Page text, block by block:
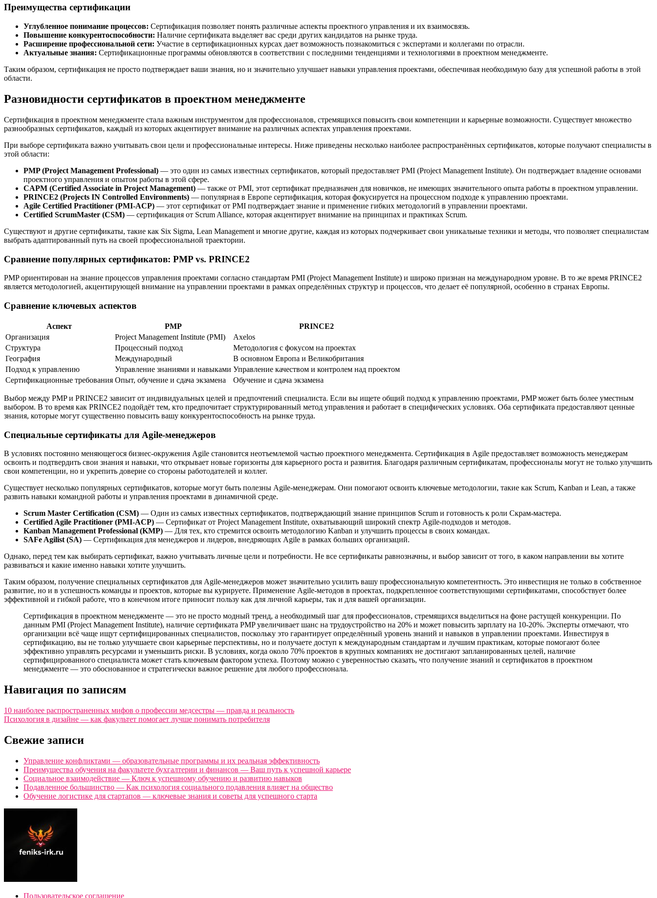
Преимущества сертификации
Углубленное понимание процессов: Сертификация позволяет понять различные аспекты проектного управления и их взаимосвязь.
Повышение конкурентоспособности: Наличие сертификата выделяет вас среди других кандидатов на рынке труда.
Расширение профессиональной сети: Участие в сертификационных курсах дает возможность познакомиться с экспертами и коллегами по отрасли.
Актуальные знания: Сертификационные программы обновляются в соответствии с последними тенденциями и технологиями в проектном менеджменте.
Таким образом, сертификация не просто подтверждает ваши знания, но и значительно улучшает навыки управления проектами, обеспечивая необходимую базу для успешной работы в этой
области.
Разновидности сертификатов в проектном менеджменте
Сертификация в проектном менеджменте стала важным инструментом для профессионалов, стремящихся повысить свои компетенции и карьерные возможности. Существует множество
разнообразных сертификатов, каждый из которых акцентирует внимание на различных аспектах управления проектами.
При выборе сертификата важно учитывать свои цели и профессиональные интересы. Ниже приведены несколько наиболее распространённых сертификатов, которые получают специалисты в
этой области:
PMP (Project Management Professional) — это один из самых известных сертификатов, который предоставляет PMI (Project Management Institute). Он подтверждает владение основами
проектного управления и опытом работы в этой сфере.
CAPM (Certified Associate in Project Management) — также от PMI, этот сертификат предназначен для новичков, не имеющих значительного опыта работы в проектном управлении.
PRINCE2 (Projects IN Controlled Environments) — популярная в Европе сертификация, которая фокусируется на процессном подходе к управлению проектами.
Agile Certified Practitioner (PMI-ACP) — этот сертификат от PMI подтверждает знание и применение гибких методологий в управлении проектами.
Certified ScrumMaster (CSM) — сертификация от Scrum Alliance, которая акцентирует внимание на принципах и практиках Scrum.
Существуют и другие сертификаты, такие как Six Sigma, Lean Management и многие другие, каждая из которых подчеркивает свои уникальные техники и методы, что позволяет специалистам
выбрать адаптированный путь на своей профессиональной траектории.
Сравнение популярных сертификатов: PMP vs. PRINCE2
PMP ориентирован на знание процессов управления проектами согласно стандартам PMI (Project Management Institute) и широко признан на международном уровне. В то же время PRINCE2
является методологией, акцентирующей внимание на управлении проектами в рамках определённых структур и процессов, что делает её популярной, особенно в странах Европы.
Сравнение ключевых аспектов
Аспект PMP
PRINCE2
Организация
Project Management Institute (PMI)
Axelos
Структура
Процессный подход
Методология с фокусом на проектах
География
Международный
В основном Европа и Великобритания
Подход к управлению
Управление знаниями и навыками Управление качеством и контролем над проектом
Сертификационные требования Опыт, обучение и сдача экзамена Обучение и сдача экзамена
Выбор между PMP и PRINCE2 зависит от индивидуальных целей и предпочтений специалиста. Если вы ищете общий подход к управлению проектами, PMP может быть более уместным
выбором. В то время как PRINCE2 подойдёт тем, кто предпочитает структурированный метод управления и работает в специфических условиях. Оба сертификата предоставляют ценные
знания, которые могут существенно повысить вашу конкурентоспособность на рынке труда.
Специальные сертификаты для Agile-менеджеров
В условиях постоянно меняющегося бизнес-окружения Agile становится неотъемлемой частью проектного менеджмента. Сертификация в Agile предоставляет возможность менеджерам
освоить и подтвердить свои знания и навыки, что открывает новые горизонты для карьерного роста и развития. Благодаря различным сертификатам, профессионалы могут не только улучшить
свои компетенции, но и укрепить доверие со стороны работодателей и коллег.
Существует несколько популярных сертификатов, которые могут быть полезны Agile-менеджерам. Они помогают освоить ключевые методологии, такие как Scrum, Kanban и Lean, а также
развить навыки командной работы и управления проектами в динамичной среде.
Scrum Master Certification (CSM) — Один из самых известных сертификатов, подтверждающий знание принципов Scrum и готовность к роли Скрам-мастера.
Certified Agile Practitioner (PMI-ACP) — Сертификат от Project Management Institute, охватывающий широкий спектр Agile-подходов и методов.
Kanban Management Professional (KMP) — Для тех, кто стремится освоить методологию Kanban и улучшить процессы в своих командах.
SAFe Agilist (SA) — Сертификация для менеджеров и лидеров, внедряющих Agile в рамках больших организаций.
Однако, перед тем как выбирать сертификат, важно учитывать личные цели и потребности. Не все сертификаты равнозначны, и выбор зависит от того, в каком направлении вы хотите
развиваться и какие именно навыки хотите улучшить.
Таким образом, получение специальных сертификатов для Agile-менеджеров может значительно усилить вашу профессиональную компетентность. Это инвестиция не только в собственное
развитие, но и в успешность команды и проектов, которые вы курируете. Применение Agile-методов в проектах, подкрепленное соответствующими сертификатами, способствует более
эффективной и гибкой работе, что в конечном итоге приносит пользу как для личной карьеры, так и для вашей организации.
Сертификация в проектном менеджменте — это не просто модный тренд, а необходимый шаг для профессионалов, стремящихся выделиться на фоне растущей конкуренции. По
данным PMI (Project Management Institute), наличие сертификата PMP увеличивает шанс на трудоустройство на 20% и может повысить зарплату на 10-20%. Эксперты отмечают, что
организации всё чаще ищут сертифицированных специалистов, поскольку это гарантирует определённый уровень знаний и навыков в управлении проектами. Инвестируя в
сертификацию, вы не только улучшаете свои карьерные перспективы, но и получаете доступ к международным стандартам и лучшим практикам, которые помогают более
эффективно управлять ресурсами и уменьшить риски. В условиях, когда около 70% проектов в крупных компаниях не достигают запланированных целей, наличие
сертифицированного специалиста может стать ключевым фактором успеха. Поэтому можно с уверенностью сказать, что получение знаний и сертификатов в проектном
менеджменте — это обоснованное и стратегически важное решение для любого профессионала.
Навигация по записям
10 наиболее распространенных мифов о профессии медсестры — правда и реальность
Психология в дизайне — как факультет помогает лучше понимать потребителя
Свежие записи
Управление конфликтами — образовательные программы и их реальная эффективность
Преимущества обучения на факультете бухгалтерии и финансов — Ваш путь к успешной карьере
Социальное взаимодействие — Ключ к успешному обучению и развитию навыков
Подавленное большинство — Как психология социального подавления влияет на общество
Обучение логистике для стартапов — ключевые знания и советы для успешного старта
Пользовательское соглашение